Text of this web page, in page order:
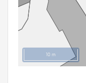
10 m